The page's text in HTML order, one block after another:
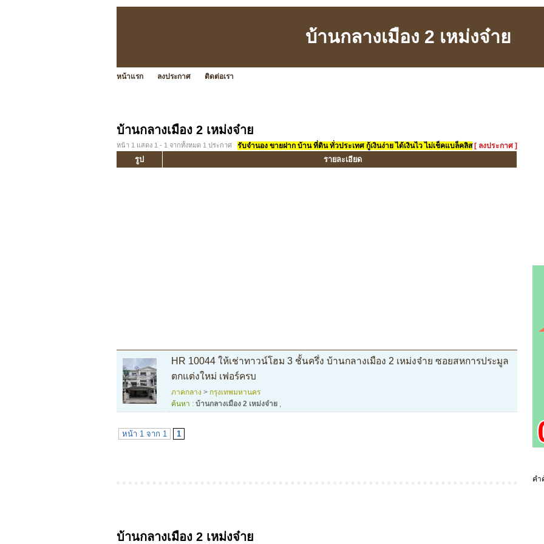
บ้านกลางเมือง 2 เหม่งจ๋าย
หน้าแรก ลงประกาศ ติดต่อเรา
บ้านกลางเมือง 2 เหม่งจ๋าย
หน้า 1 แสดง 1 - 1 จากทั้งหมด 1 ประกาศ รับจำนอง ขายฝาก บ้าน ที่ดิน ทั่วประเทศ กู้เงินง่าย ได้เงินไว ไม่เช็คแบล็คลิส [ ลงประกาศ ]
รูป รายละเอียด
HR 10044 ให้เช่าทาวน์โฮม 3 ชั้นครึ่ง บ้านกลางเมือง 2 เหม่งจ๋าย ซอยสหการประมูล
ตกแต่งใหม่ เฟอร์ครบ
ภาคกลาง > กรุงเทพมหานคร
ค้นหา : บ้านกลางเมือง 2 เหม่งจ๋าย ,
หน้า 1 จาก 1 1
บ้านกลางเมือง 2 เหม่งจ๋าย
คำ